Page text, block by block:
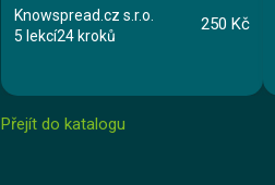
Knowspread.cz s.r.o.
5 lekcí24 kroků
250 Kč
Přejít do katalogu